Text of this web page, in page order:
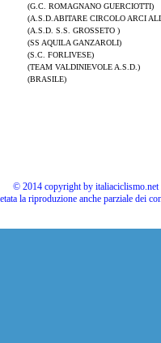
(G.C. ROMAGNANO GUERCIOTTI)
(A.S.D.ABITARE CIRCOLO ARCI
(A.S.D. S.S. GROSSETO )
(SS AQUILA GANZAROLI)
(S.C. FORLIVESE)
(TEAM VALDINIEVOLE A.S.D.)
(BRASILE)
© 2014 copyright by
la riproduzione anche parziale dei